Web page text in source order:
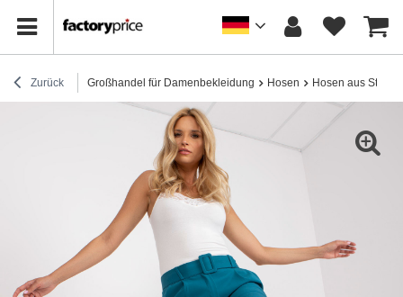
Zurück Großhandel für Damenbekleidung Hosen Hosen aus Stoff